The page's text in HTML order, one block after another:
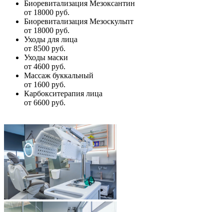
Биоревитализация Мезоксантин
от 18000 руб.
Биоревитализация Мезоскульпт
от 18000 руб.
Уходы для лица
от 8500 руб.
Уходы маски
от 4600 руб.
Массаж буккальный
от 1600 руб.
Карбокситерапия лица
от 6600 руб.